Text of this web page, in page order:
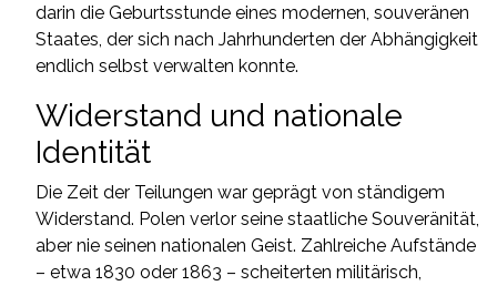
darin die Geburtsstunde eines modernen, souveränen
Staates, der sich nach Jahrhunderten der Abhängigkeit
endlich selbst verwalten konnte.
Widerstand und nationale
Identität
Die Zeit der Teilungen war geprägt von ständigem
Widerstand. Polen verlor seine staatliche Souveränität,
aber nie seinen nationalen Geist. Zahlreiche Aufstände
– etwa 1830 oder 1863 – scheiterten militärisch,